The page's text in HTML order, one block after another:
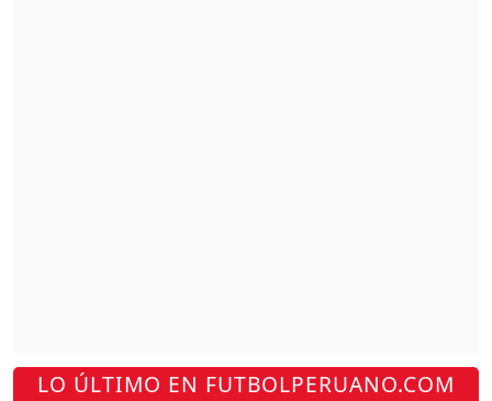
LO ÚLTIMO EN FUTBOLPERUANO.COM